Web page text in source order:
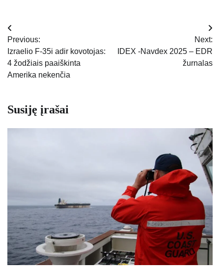
Navigacija
tarp
įrašų
Previous:
Izraelio F-35i adir kovotojas:
4 žodžiais paaiškinta
Amerika nekenčia
Next:
IDEX -Navdex 2025 – EDR
žurnalas
Susiję įrašai